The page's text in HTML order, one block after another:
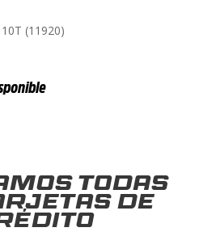
(11920)
todas
de